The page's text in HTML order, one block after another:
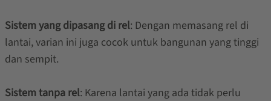
Sistem yang dipasang di rel: Dengan memasang rel di
lantai, varian ini juga cocok untuk bangunan yang tinggi
dan sempit.
Sistem tanpa rel: Karena lantai yang ada tidak perlu